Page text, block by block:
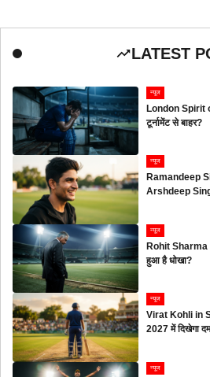
LATEST
न्यूज
London Spirit
टूर्नामेंट से बाहर?
न्यूज
Ramandeep
Arshdeep
न्यूज
Rohit Sharma
हुआ है धोखा?
न्यूज
Virat Kohli in
2027 में दिखेगा
न्यूज